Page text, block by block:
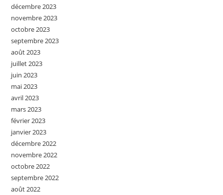
décembre 2023
novembre 2023
octobre 2023
septembre 2023
août 2023
juillet 2023
juin 2023
mai 2023
avril 2023
mars 2023
février 2023
janvier 2023
décembre 2022
novembre 2022
octobre 2022
septembre 2022
août 2022